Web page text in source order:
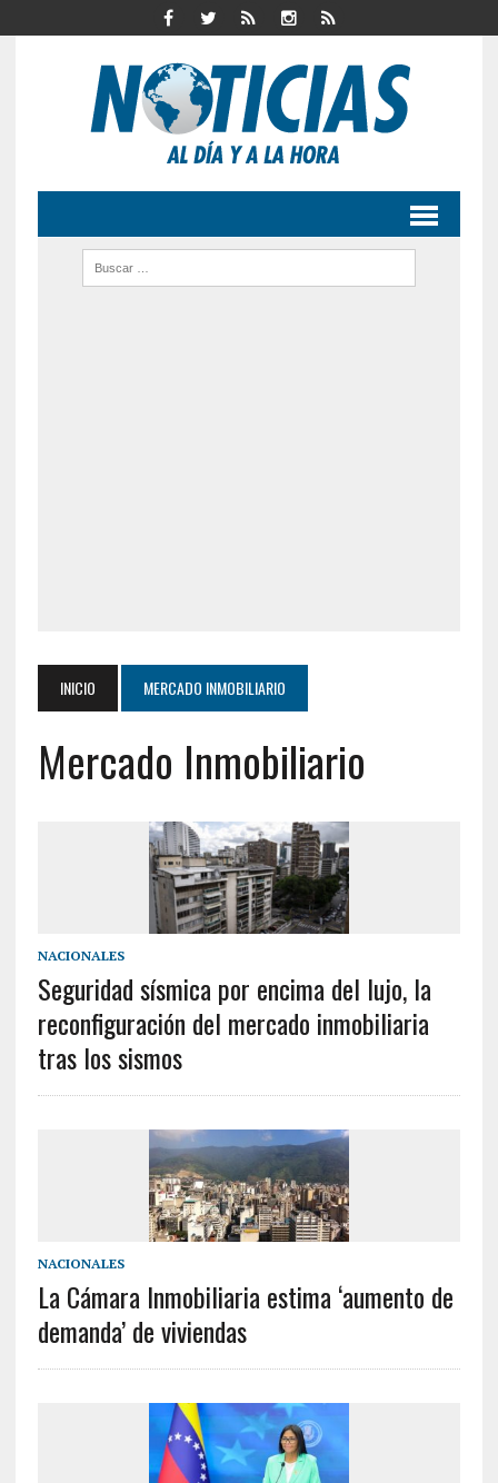
INICIO MERCADO INMOBILIARIO
Mercado Inmobiliario
NACIONALES
Seguridad sísmica por encima del lujo, la
reconfiguración del mercado inmobiliaria
tras los sismos
NACIONALES
La Cámara Inmobiliaria estima ‘aumento de
demanda’ de viviendas